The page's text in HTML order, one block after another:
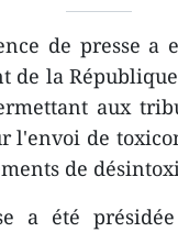
de presse
de la
aux
l'envoi de
de
a été